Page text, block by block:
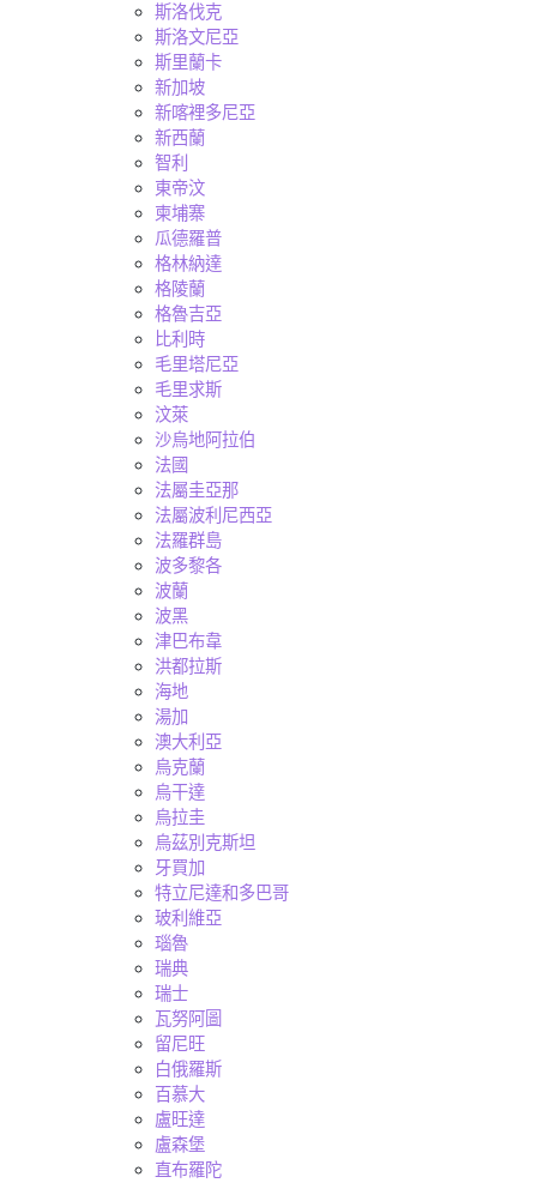
斯洛伐克
斯洛文尼亞
斯里蘭卡
新加坡
新喀裡多尼亞
新西蘭
智利
東帝汶
柬埔寨
瓜德羅普
格林納達
格陵蘭
格魯吉亞
比利時
毛里塔尼亞
毛里求斯
汶萊
沙烏地阿拉伯
法國
法屬圭亞那
法屬波利尼西亞
法羅群島
波多黎各
波蘭
波黑
津巴布韋
洪都拉斯
海地
湯加
澳大利亞
烏克蘭
烏干達
烏拉圭
烏茲別克斯坦
牙買加
特立尼達和多巴哥
玻利維亞
瑙魯
瑞典
瑞士
瓦努阿圖
留尼旺
白俄羅斯
百慕大
盧旺達
盧森堡
直布羅陀